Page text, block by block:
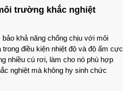
trường khắc nghiệt
khả năng chống chịu với môi
điều kiện nhiệt độ và độ ẩm cực
nhiều cú rơi, làm cho nó phù hợp
nghiệt mà không hy sinh chức